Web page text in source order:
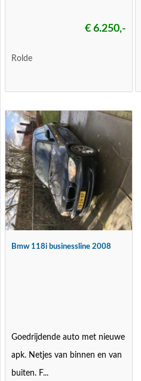
€ 6.250,-
Rolde
Bmw 118i businessline 2008
Goedrijdende auto met nieuwe
apk. Netjes van binnen en van
buiten. F...